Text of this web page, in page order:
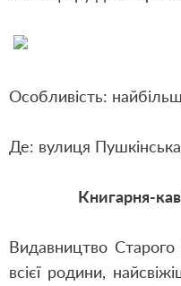
Особливість:
Де: вулиця
Книгарня-
Видавництво
всієї родини,